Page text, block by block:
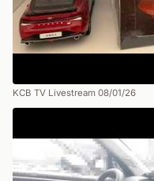
KCB TV Livestream 08/01/26